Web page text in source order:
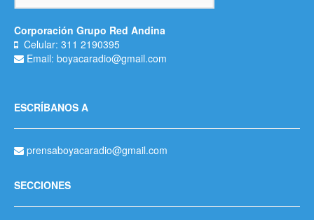
Corporación Grupo Red Andina
Celular: 311 2190395
Email: boyacaradio@gmail.com
ESCRÍBANOS A
prensaboyacaradio@gmail.com
SECCIONES